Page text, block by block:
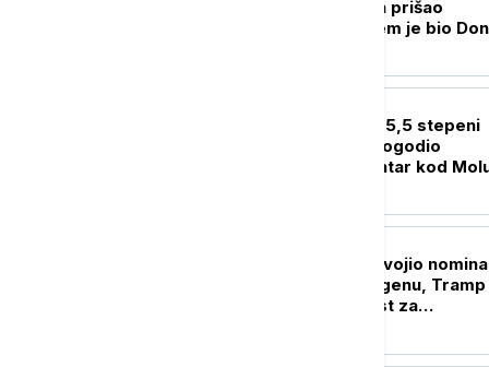
komercijalni avion prišao
helikopteru u kojem je bio
Zemljotres jačine 5,5 stepeni
Rihterove skale pogodio
Indoneziju, epicentar kod
Abdul El-Sajed osvojio
demokrata u Mičigenu,
da je to dobra vest za